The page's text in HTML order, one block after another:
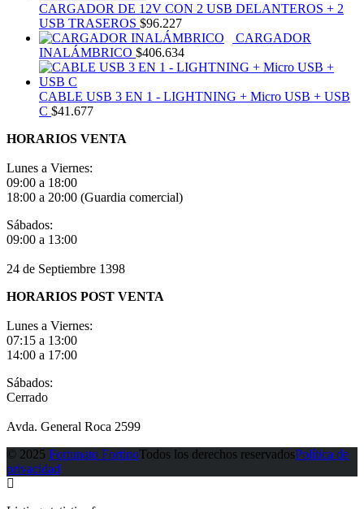
CARGADOR DE 12V CON 2 USB DELANTEROS + 2
USB TRASEROS $96.227
CARGADOR
INALÁMBRICO $406.634
CABLE USB 3 EN 1 - LIGHTNING + Micro USB + USB
C $41.677
HORARIOS VENTA
Lunes a Viernes:
09:00 a 18:00
18:00 a 20:00 (Guardia comercial)
Sábados:
09:00 a 13:00
24 de Septiembre 1398
HORARIOS POST VENTA
Lunes a Viernes:
07:15 a 13:00
14:00 a 17:00
Sábados:
Cerrado
Avda. General Roca 2599
© 2025 Fortunato FortinoTodos los derechos reservadosPolítica de
privacidad